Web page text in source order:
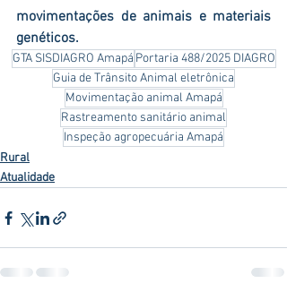
movimentações de animais e materiais
genéticos.
GTA SISDIAGRO Amapá Portaria 488/2025 DIAGRO
Guia de Trânsito Animal eletrônica
Movimentação animal Amapá
Rastreamento sanitário animal
Inspeção agropecuária Amapá
Rural
Atualidade